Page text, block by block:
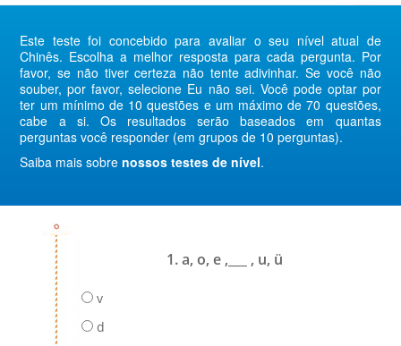
Este teste foi concebido para avaliar o seu nível atual de
Chinês. Escolha a melhor resposta para cada pergunta. Por
favor, se não tiver certeza não tente adivinhar. Se você não
souber, por favor, selecione Eu não sei. Você pode optar por
ter um mínimo de 10 questões e um máximo de 70 questões,
cabe a si. Os resultados serão baseados em quantas
perguntas você responder (em grupos de 10 perguntas).
Saiba mais sobrenossos testes de nível.
1. a, o, e ,___ , u, ü
v
d